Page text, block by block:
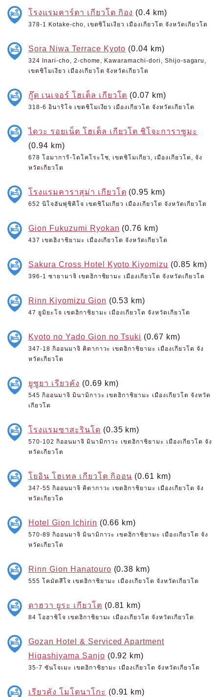
โรงแรมคาร์ตา เกียวโต กิอง (0.4 km)
378-1 Kotake-cho, เขตชิโมเงียว เมืองเกียวโต จังหวัดเกียวโต
Sora Niwa Terrace Kyoto (0.04 km)
324 Inari-cho, 2-chome, Kawaramachi-dori, Shijo-sagaru,
เขตชิโมเงียว เมืองเกียวโต จังหวัดเกียวโต
กู๊ด เนเจอร์ โฮเต็ล เกียวโต (0.07 km)
318-6 อินาริโจ เขตชิโมเงียว เมืองเกียวโต จังหวัดเกียวโต
ไดวะ รอยเน็ต โฮเต็ล เกียวโต ชิโจะการาซูมะ
(0.94 km)
678 โอมาการิ-โดโคโระโช, เขตชิโมเกียว, เมืองเกียวโต, จัง
หวัดเกียวโต
โรงแรมคาราสุม่า เกียวโต (0.95 km)
652 นิโจฮันฟุชิคิโจ เขตชิโมเกียว เมืองเกียวโต จังหวัดเกียวโต
Gion Fukuzumi Ryokan (0.76 km)
437 เขตฮิงาชิยามะ เมืองเกียวโต จังหวัดเกียวโต
Sakura Cross Hotel Kyoto Kiyomizu (0.85 km)
396-1 ซายามาจิ เขตฮิกาชิยามะ เมืองเกียวโต จังหวัดเกียวโต
Rinn Kiyomizu Gion (0.53 km)
47 ยูมิยะโจ เขตฮิกาชิยามะ เมืองเกียวโต จังหวัดเกียวโต
Kyoto no Yado Gion no Tsuki (0.67 km)
347-18 กิออนมาจิ คิตากาวะ เขตฮิกาชิยามะ เมืองเกียวโต จัง
หวัดเกียวโต
ยูซูยา เรียวคัง (0.69 km)
545 กิออนมาจิ มินามิกาวะ เขตฮิกาชิยามะ เมืองเกียวโต จังหวัด
เกียวโต
โรงแรมซาสะรินโด (0.35 km)
570-102 กิออนมาจิ มินามิกาวะ เขตฮิกาชิยามะ เมืองเกียวโต จัง
หวัดเกียวโต
โยอิน โฮเทล เกียวโต กิออน (0.61 km)
347-55 กิออนมาจิ คิตากาวะ เขตฮิกาชิยามะ เมืองเกียวโต จัง
หวัดเกียวโต
Hotel Gion Ichirin (0.66 km)
570-89 กิออนมาจิ มินามิกาวะ เขตฮิกาชิยามะ เมืองเกียวโต จัง
หวัดเกียวโต
Rinn Gion Hanatouro (0.38 km)
555 โคมัตสึโจ เขตฮิกาชิยามะ เมืองเกียวโต จังหวัดเกียวโต
ดาฮวา ยูระ เกียวโต (0.81 km)
84 โอฮาชิโจ เขตฮิกาชิยามะ เมืองเกียวโต จังหวัดเกียวโต
Gozan Hotel & Serviced Apartment
Higashiyama Sanjo (0.92 km)
35-7 ซันโจเมะ เขตฮิกาชิยามะ เมืองเกียวโต จังหวัดเกียวโต
เรียวคัง โมโตนาโกะ (0.91 km)